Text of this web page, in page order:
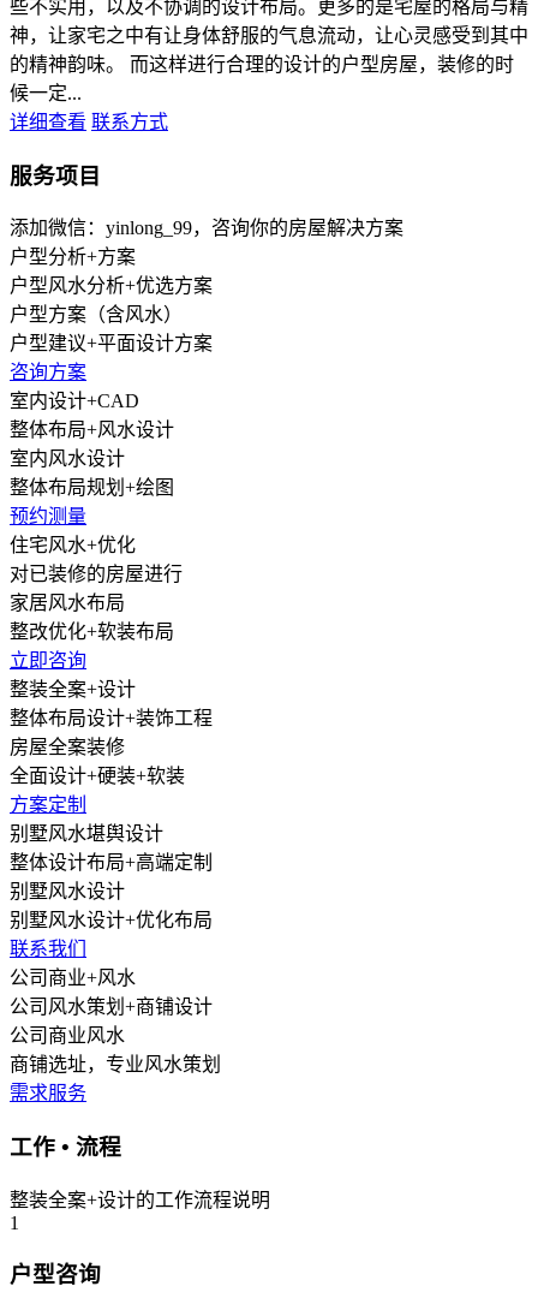
些不实用，以及不协调的设计布局。更多的是宅屋的格局与精
神，让家宅之中有让身体舒服的气息流动，让心灵感受到其中
的精神韵味。 而这样进行合理的设计的户型房屋，装修的时
候一定...
详细查看 联系方式
服务项目
添加微信：yinlong_99，咨询你的房屋解决方案
户型分析+方案
户型风水分析+优选方案
户型方案（含风水）
户型建议+平面设计方案
咨询方案
室内设计+CAD
整体布局+风水设计
室内风水设计
整体布局规划+绘图
预约测量
住宅风水+优化
对已装修的房屋进行
家居风水布局
整改优化+软装布局
立即咨询
整装全案+设计
整体布局设计+装饰工程
房屋全案装修
全面设计+硬装+软装
方案定制
别墅风水堪舆设计
整体设计布局+高端定制
别墅风水设计
别墅风水设计+优化布局
联系我们
公司商业+风水
公司风水策划+商铺设计
公司商业风水
商铺选址，专业风水策划
需求服务
工作 • 流程
整装全案+设计的工作流程说明
1
户型咨询